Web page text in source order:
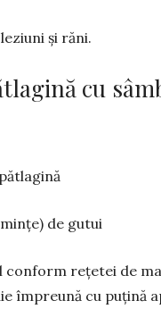
și răni.
cu
de gutui
conform rețetei de
împreună cu puțină